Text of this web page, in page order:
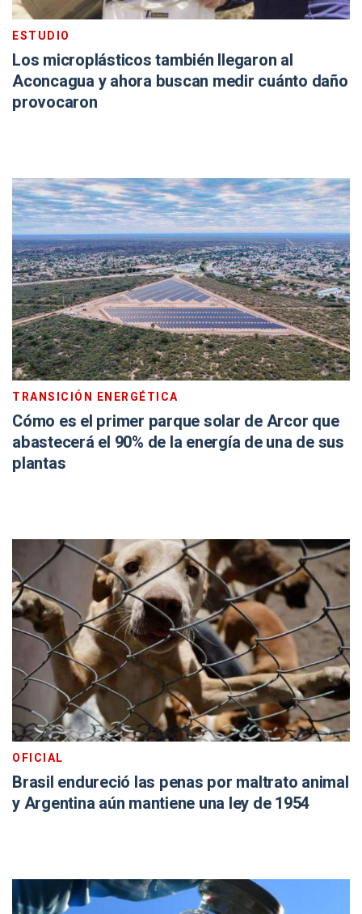
ESTUDIO
Los microplásticos también llegaron al
Aconcagua y ahora buscan medir cuánto daño
provocaron
TRANSICIÓN ENERGÉTICA
Cómo es el primer parque solar de Arcor que
abastecerá el 90% de la energía de una de sus
plantas
OFICIAL
Brasil endureció las penas por maltrato animal
y Argentina aún mantiene una ley de 1954